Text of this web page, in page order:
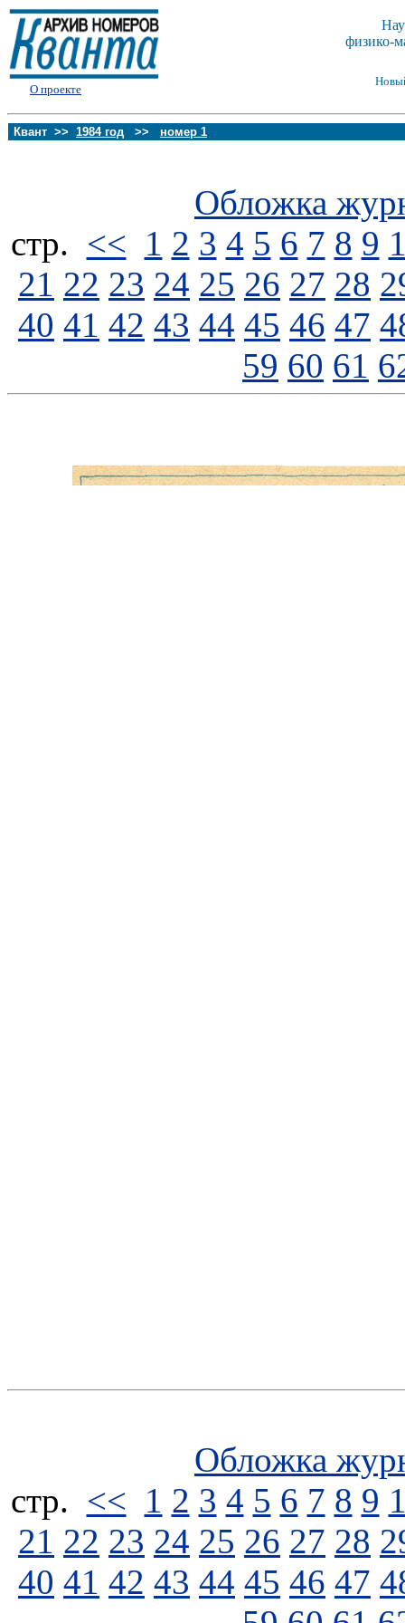
О проекте
физико-
Квант >> 1984 год >> номер 1
Обложка
стp. << 1 2 3 4 5 6 7 8 9
21 22 23 24 25 26 27 28
40 41 42 43 44 45 46 47
59 60 61
Обложка
стp. << 1 2 3 4 5 6 7 8 9
21 22 23 24 25 26 27 28
40 41 42 43 44 45 46 47